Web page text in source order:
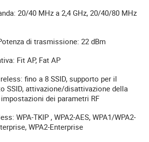
20/40 MHz a 2,4 GHz, 20/40/80 MHz
di trasmissione: 22 dBm
Fit AP, Fat AP
fino a 8 SSID, supporto per il
SSID, attivazione/disattivazione della
dei parametri RF
WPA-TKIP , WPA2-AES, WPA1/WPA2-
WPA2-Enterprise